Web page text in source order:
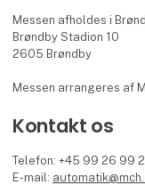
Messen afholdes i
Brøndby Stadion 10
2605 Brøndby
Messen arrangeres af
Kontakt os
Telefon: +45 99 26 99
E-mail: